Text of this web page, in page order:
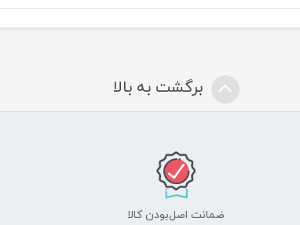
برگشت به بالا
ضمانت اصل‌بودن کالا